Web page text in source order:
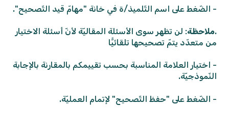
- الضّغط على اسم التّلميذ/ة في خانة "مهامّ قيد التّصحيح".
.ملاحظة: لن تظهر سوى الأسئلة المقاليّة لأنّ أسئلة الاختيار
من متعدّد يتمّ تصحيحها تلقائيًّا
- اختيار العلامة المناسبة بحسب تقييمكم بالمقارنة بالإجابة
النّموذجيّة.
- الضّغط على "حفظ التّصحيح" لإتمام العمليّة.